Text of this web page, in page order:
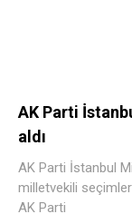
AK Parti
aldı
AK Parti İstanbul
milletvekili
AK Parti